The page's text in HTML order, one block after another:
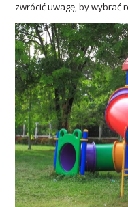
zwrócić uwagę, by wybrać